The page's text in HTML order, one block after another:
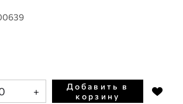
+
Добавить в
корзину